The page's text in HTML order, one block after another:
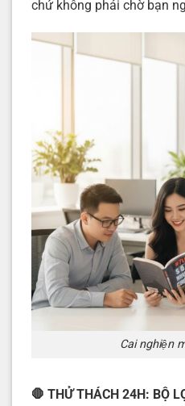
chứ không phải chờ bạn
Cai nghiện
🛑 THỬ THÁCH 24H: BỘ